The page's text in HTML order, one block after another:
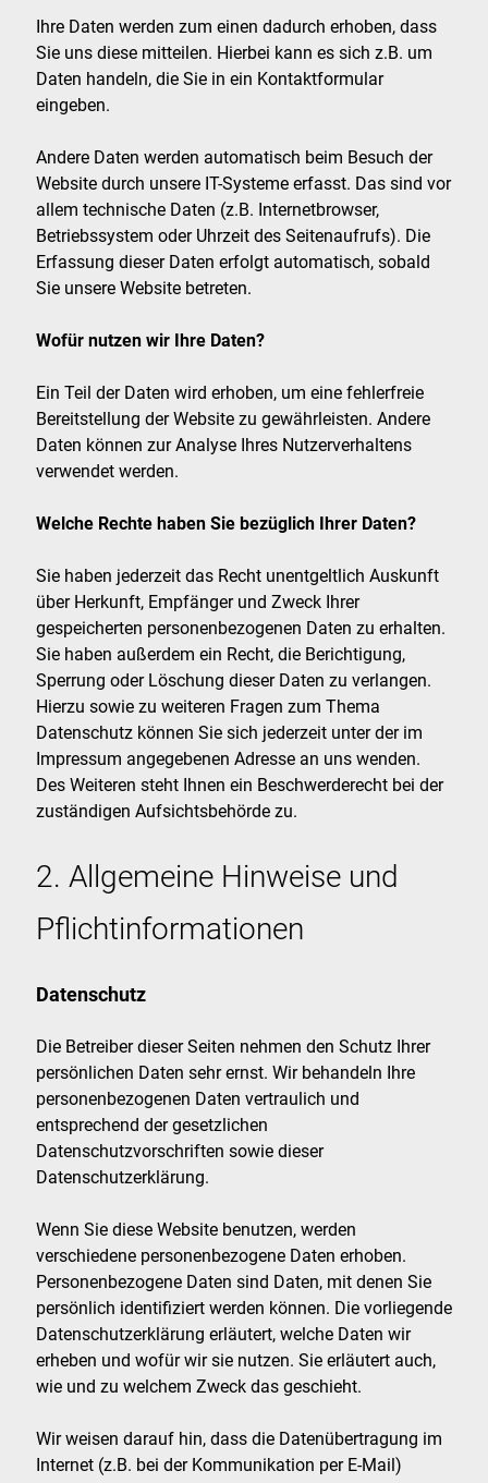
Ihre Daten werden zum einen dadurch erhoben, dass
Sie uns diese mitteilen. Hierbei kann es sich z.B. um
Daten handeln, die Sie in ein Kontaktformular
eingeben.
Andere Daten werden automatisch beim Besuch der
Website durch unsere IT-Systeme erfasst. Das sind vor
allem technische Daten (z.B. Internetbrowser,
Betriebssystem oder Uhrzeit des Seitenaufrufs). Die
Erfassung dieser Daten erfolgt automatisch, sobald
Sie unsere Website betreten.
Wofür nutzen wir Ihre Daten?
Ein Teil der Daten wird erhoben, um eine fehlerfreie
Bereitstellung der Website zu gewährleisten. Andere
Daten können zur Analyse Ihres Nutzerverhaltens
verwendet werden.
Welche Rechte haben Sie bezüglich Ihrer Daten?
Sie haben jederzeit das Recht unentgeltlich Auskunft
über Herkunft, Empfänger und Zweck Ihrer
gespeicherten personenbezogenen Daten zu erhalten.
Sie haben außerdem ein Recht, die Berichtigung,
Sperrung oder Löschung dieser Daten zu verlangen.
Hierzu sowie zu weiteren Fragen zum Thema
Datenschutz können Sie sich jederzeit unter der im
Impressum angegebenen Adresse an uns wenden.
Des Weiteren steht Ihnen ein Beschwerderecht bei der
zuständigen Aufsichtsbehörde zu.
2. Allgemeine Hinweise und
Pflichtinformationen
Datenschutz
Die Betreiber dieser Seiten nehmen den Schutz Ihrer
persönlichen Daten sehr ernst. Wir behandeln Ihre
personenbezogenen Daten vertraulich und
entsprechend der gesetzlichen
Datenschutzvorschriften sowie dieser
Datenschutzerklärung.
Wenn Sie diese Website benutzen, werden
verschiedene personenbezogene Daten erhoben.
Personenbezogene Daten sind Daten, mit denen Sie
persönlich identifiziert werden können. Die vorliegende
Datenschutzerklärung erläutert, welche Daten wir
erheben und wofür wir sie nutzen. Sie erläutert auch,
wie und zu welchem Zweck das geschieht.
Wir weisen darauf hin, dass die Datenübertragung im
Internet (z.B. bei der Kommunikation per E-Mail)